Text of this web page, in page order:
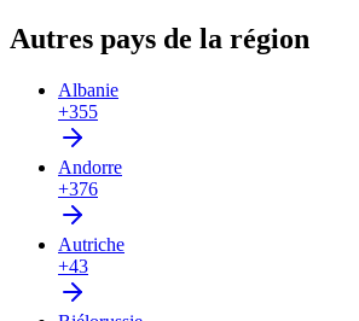
Autres pays de la région
Albanie
+355
Andorre
+376
Autriche
+43